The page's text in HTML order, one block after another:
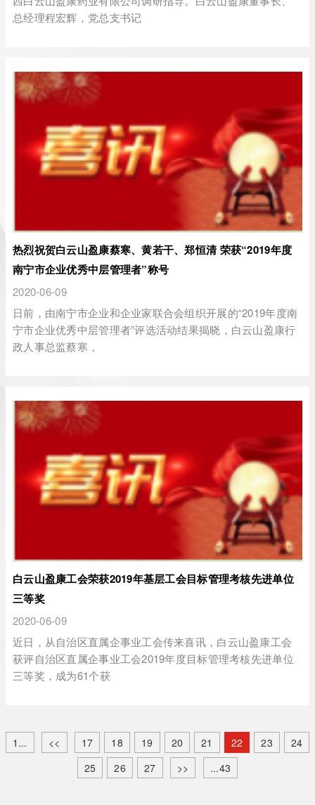
总经理程宏辉，党总支书记
热烈祝贺白云山盈康蔡寒、黄若干、郑恒清 荣获“2019年度
南宁市企业优秀中层管理者”称号
2020-06-09
日前，由南宁市企业和企业家联合会组织开展的“2019年度南
宁市企业优秀中层管理者”评选活动结果揭晓，白云山盈康行
政人事总监蔡寒，
白云山盈康工会荣获2019年基层工会目标管理考核先进单位
三等奖
2020-06-09
近日，从自治区直属企事业工会传来喜讯，白云山盈康工会
获评自治区直属企事业工会2019年度目标管理考核先进单位
三等奖，成为61个获
1... << 17 18 19 20 21 22 23
24
25
26 27 >> ...43